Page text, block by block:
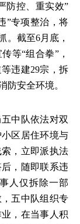
防控、重实效”
”专项整治，将
。截至6月底，
等“组合拳”，
违建29宗，拆
防安全环境。
中队依法对双
区居住环境与
，立即派执法
，随即联系违
人仅拆除一部
五中队组织专
，在当事人积